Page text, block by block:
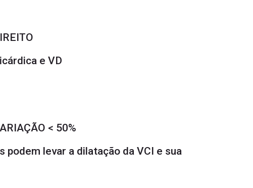
e VD
< 50%
levar a dilatação da VCI e sua